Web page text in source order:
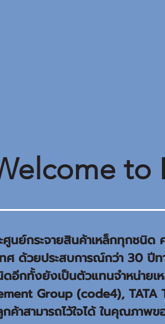
to
ะศูนย์กระจายสินค้าเหล็กทุกชนิ
ทศ ด้วยประสบการณ์กว่า 30 ปี
ดอีกทั้งยังเป็นตัวแทนจำหน่าย
Group (code4), TATA
ค้าสามารถไว้ใจได้ ในคุณภา